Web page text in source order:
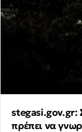
stegasi.gov.gr:
πρέπει να